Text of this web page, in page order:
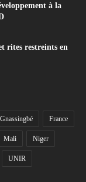
à la
rites restreints en
France
Mali Niger
UNIR